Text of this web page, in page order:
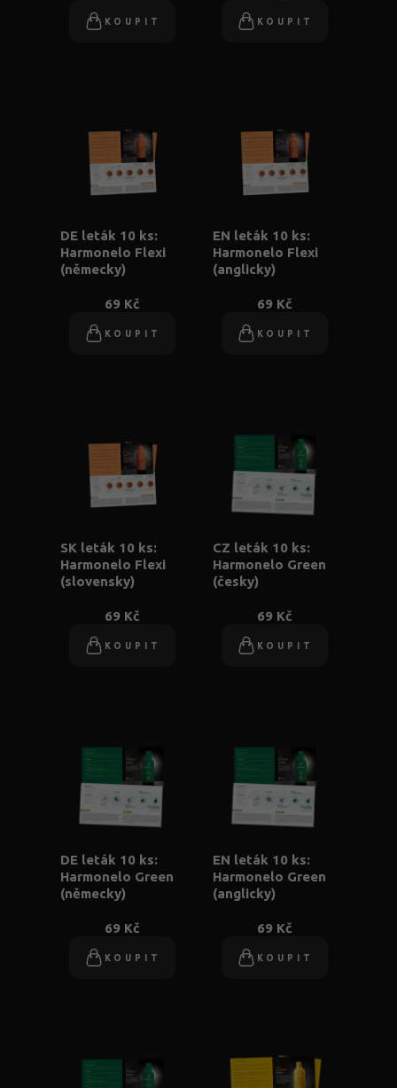
KOUPIT KOUPIT
DE leták 10 ks:
Harmonelo Flexi
(německy)
69 Kč
KOUPIT
EN leták 10 ks:
Harmonelo Flexi
(anglicky)
69 Kč
KOUPIT
SK leták 10 ks:
Harmonelo Flexi
(slovensky)
69 Kč
KOUPIT
CZ leták 10 ks:
Harmonelo Green
(česky)
69 Kč
KOUPIT
DE leták 10 ks:
Harmonelo Green
(německy)
69 Kč
KOUPIT
EN leták 10 ks:
Harmonelo Green
(anglicky)
69 Kč
KOUPIT